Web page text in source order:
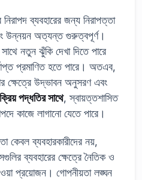
ব্যবহারের জন্য নিরাপত্তা
উন্নয়ন অত্যন্ত গুরুত্বপূর্ণ।
নতুন ঝুঁকি দেখা দিতে পারে
প্রমাণিত হতে পারে। অতএব,
ক্ষেত্রে উদ্ভাবন অনুসরণ এবং
পদ্ধতির সাথে, স্বায়ত্তশাসিত
কাজে লাগানো যেতে পারে।
কেবল ব্যবহারকারীদের নয়,
ব্যবহারের ক্ষেত্রে নৈতিক ও
প্রয়োজন। গোপনীয়তা লঙ্ঘন